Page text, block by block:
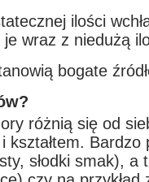
ilości
wraz z niedużą
bogate
różnią się od
kształtem.
słodki smak), a